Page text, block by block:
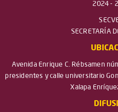
2024 -
SECRETARÍA
Avenida Enrique C. Rébsamen
presidentes y calle universitario
Xalapa